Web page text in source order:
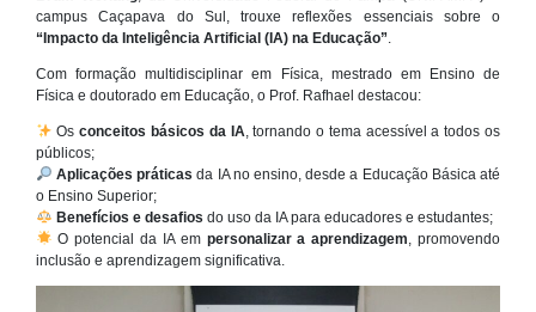
campus Caçapava do Sul, trouxe reflexões essenciais sobre o
“Impacto da Inteligência Artificial (IA) na Educação”
Com formação multidisciplinar em Física, mestrado em Ensino de
Física e doutorado em Educação, o Prof. Rafhael destacou:
Osconceitos básicos da IA , tornando o tema acessível a todos os
públicos;
Aplicações práticas da IA no ensino, desde a Educação Básica até
o Ensino Superior;
Benefícios e desafios do uso da IA para educadores e estudantes;
O potencial da IA em personalizar a aprendizagem , promovendo
inclusão e aprendizagem significativa.